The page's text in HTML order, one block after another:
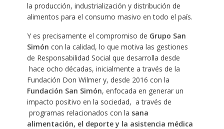
la producción, industrialización y distribución de
alimentos para el consumo masivo en todo el país.
Y es precisamente el compromiso de Grupo San
Simón con la calidad, lo que motiva las gestiones
de Responsabilidad Social que desarrolla desde
hace ocho décadas, inicialmente a través de la
Fundación Don Wilmer y, desde 2016 con la
Fundación San Simón, enfocada en generar un
impacto positivo en la sociedad, a través de
programas relacionados con la sana
alimentación, el deporte y la asistencia médica